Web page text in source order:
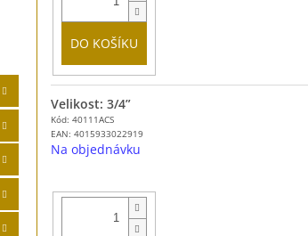
DO KOŠÍKU
Kód: 40111ACS
EAN: 4015933022919
Velikost: 3/4”
Na objednávku